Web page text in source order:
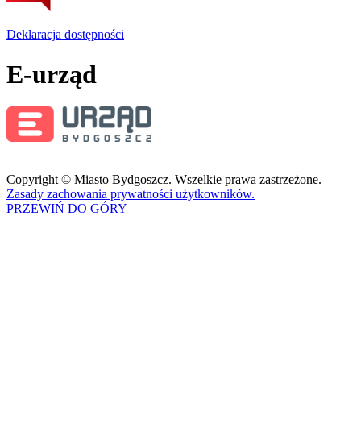
Deklaracja dostępności
E-urząd
Copyright © Miasto Bydgoszcz. Wszelkie prawa zastrzeżone.
Zasady zachowania prywatności użytkowników.
PRZEWIŃ DO GÓRY